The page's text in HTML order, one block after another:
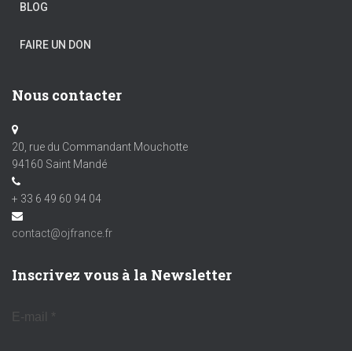
BLOG
FAIRE UN DON
Nous contacter
20, rue du Commandant Mouchotte
94160 Saint Mandé
+ 33 6 49 60 94 04
contact@ojfrance.fr
Inscrivez vous à la Newsletter
E-mail *